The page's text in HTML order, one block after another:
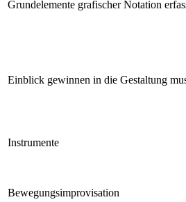
Grundelemente grafischer Notation
Einblick gewinnen in die Gestaltung
Instrumente
Bewegungsimprovisation